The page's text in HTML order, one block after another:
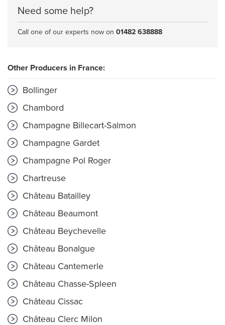
Need some help?
Call one of our experts now on 01482 638888
Other Producers in France:
Bollinger
Chambord
Champagne Billecart-Salmon
Champagne Gardet
Champagne Pol Roger
Chartreuse
Château Batailley
Château Beaumont
Château Beychevelle
Château Bonalgue
Château Cantemerle
Château Chasse-Spleen
Château Cissac
Château Clerc Milon